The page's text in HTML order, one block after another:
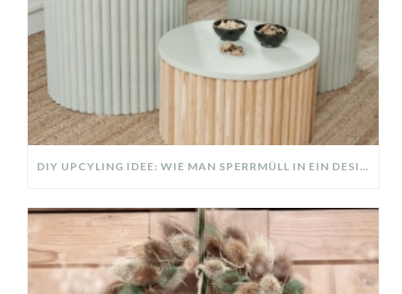
DIY UPCYLING IDEE: WIE MAN SPERRMÜLL IN EIN DESIGNER TEIL VERWANDELT